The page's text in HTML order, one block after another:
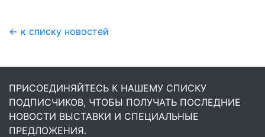
← к списку новостей
ПРИСОЕДИНЯЙТЕСЬ К НАШЕМУ СПИСКУ
ПОДПИСЧИКОВ, ЧТОБЫ ПОЛУЧАТЬ ПОСЛЕДНИЕ
НОВОСТИ ВЫСТАВКИ И СПЕЦИАЛЬНЫЕ
ПРЕДЛОЖЕНИЯ.